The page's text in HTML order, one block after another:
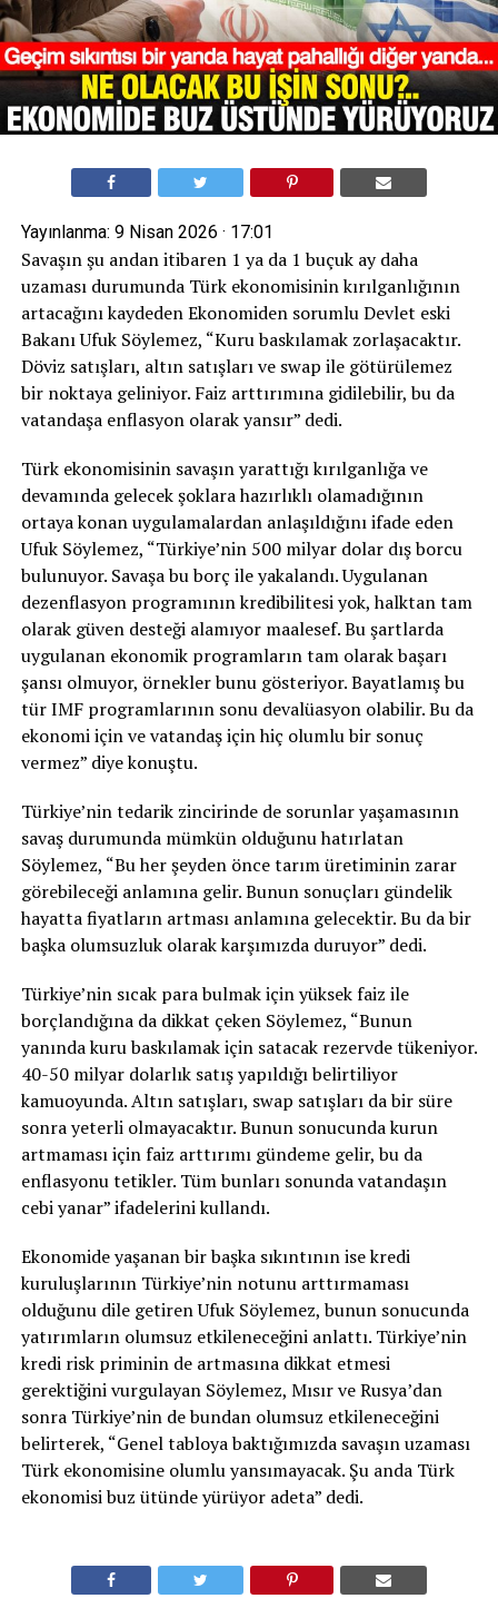
Yayınlanma: 9 Nisan 2026 · 17:01
Savaşın şu andan itibaren 1 ya da 1 buçuk ay daha
uzaması durumunda Türk ekonomisinin kırılganlığının
artacağını kaydeden Ekonomiden sorumlu Devlet eski
Bakanı Ufuk Söylemez, “Kuru baskılamak zorlaşacaktır.
Döviz satışları, altın satışları ve swap ile götürülemez
bir noktaya geliniyor. Faiz arttırımına gidilebilir, bu da
vatandaşa enflasyon olarak yansır” dedi.
Türk ekonomisinin savaşın yarattığı kırılganlığa ve
devamında gelecek şoklara hazırlıklı olamadığının
ortaya konan uygulamalardan anlaşıldığını ifade eden
Ufuk Söylemez, “Türkiye’nin 500 milyar dolar dış borcu
bulunuyor. Savaşa bu borç ile yakalandı. Uygulanan
dezenflasyon programının kredibilitesi yok, halktan tam
olarak güven desteği alamıyor maalesef. Bu şartlarda
uygulanan ekonomik programların tam olarak başarı
şansı olmuyor, örnekler bunu gösteriyor. Bayatlamış bu
tür IMF programlarının sonu devalüasyon olabilir. Bu da
ekonomi için ve vatandaş için hiç olumlu bir sonuç
vermez” diye konuştu.
Türkiye’nin tedarik zincirinde de sorunlar yaşamasının
savaş durumunda mümkün olduğunu hatırlatan
Söylemez, “Bu her şeyden önce tarım üretiminin zarar
görebileceği anlamına gelir. Bunun sonuçları gündelik
hayatta fiyatların artması anlamına gelecektir. Bu da bir
başka olumsuzluk olarak karşımızda duruyor” dedi.
Türkiye’nin sıcak para bulmak için yüksek faiz ile
borçlandığına da dikkat çeken Söylemez, “Bunun
yanında kuru baskılamak için satacak rezervde tükeniyor.
40-50 milyar dolarlık satış yapıldığı belirtiliyor
kamuoyunda. Altın satışları, swap satışları da bir süre
sonra yeterli olmayacaktır. Bunun sonucunda kurun
artmaması için faiz arttırımı gündeme gelir, bu da
enflasyonu tetikler. Tüm bunları sonunda vatandaşın
cebi yanar” ifadelerini kullandı.
Ekonomide yaşanan bir başka sıkıntının ise kredi
kuruluşlarının Türkiye’nin notunu arttırmaması
olduğunu dile getiren Ufuk Söylemez, bunun sonucunda
yatırımların olumsuz etkileneceğini anlattı. Türkiye’nin
kredi risk priminin de artmasına dikkat etmesi
gerektiğini vurgulayan Söylemez, Mısır ve Rusya’dan
sonra Türkiye’nin de bundan olumsuz etkileneceğini
belirterek, “Genel tabloya baktığımızda savaşın uzaması
Türk ekonomisine olumlu yansımayacak. Şu anda Türk
ekonomisi buz ütünde yürüyor adeta” dedi.